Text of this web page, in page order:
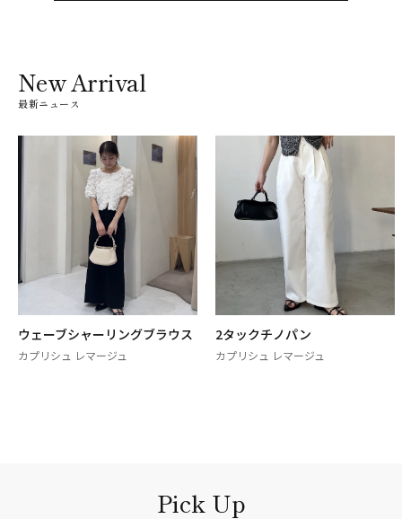
New Arrival
最新ニュース
ウェーブシャーリングブラウス
カプリシュ レマージュ
2タックチノパン
カプリシュ レマージュ